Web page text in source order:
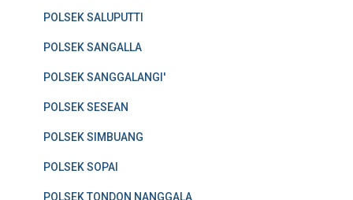
POLSEK SALUPUTTI
POLSEK SANGALLA
POLSEK SANGGALANGI'
POLSEK SESEAN
POLSEK SIMBUANG
POLSEK SOPAI
POLSEK TONDON NANGGALA